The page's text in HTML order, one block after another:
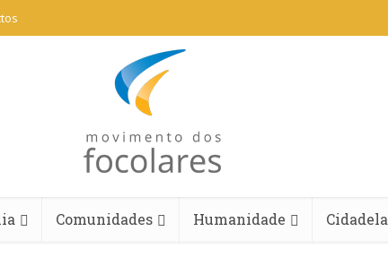
Comunidades Humanidade Cidadela